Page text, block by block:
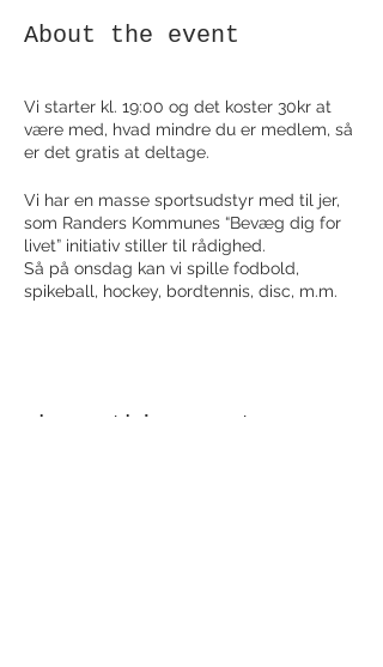
About the event
Vi starter kl. 19:00 og det koster 30kr at
være med, hvad mindre du er medlem, så
er det gratis at deltage.
Vi har en masse sportsudstyr med til jer,
som Randers Kommunes “Bevæg dig for
livet” initiativ stiller til rådighed.
Så på onsdag kan vi spille fodbold,
spikeball, hockey, bordtennis, disc, m.m.
Share this event